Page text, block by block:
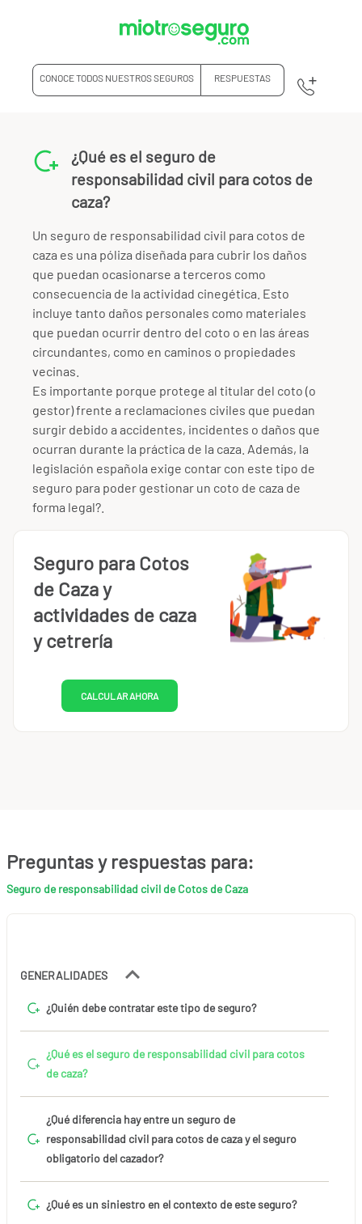
CONOCE TODOS NUESTROS SEGUROS RESPUESTAS
Preguntas y respuestas para:
Seguro de responsabilidad civil de Cotos de Caza
GENERALIDADES
¿Quién debe contratar este tipo de seguro?
¿Qué es el seguro de responsabilidad civil para cotos
de caza?
¿Qué diferencia hay entre un seguro de
responsabilidad civil para cotos de caza y el seguro
obligatorio del cazador?
¿Qué es un siniestro en el contexto de este seguro?
¿Qué es el seguro de
responsabilidad civil para cotos de
caza?
Un seguro de responsabilidad civil para cotos de
caza es una póliza diseñada para cubrir los daños
que puedan ocasionarse a terceros como
consecuencia de la actividad cinegética. Esto
incluye tanto daños personales como materiales
que puedan ocurrir dentro del coto o en las áreas
circundantes, como en caminos o propiedades
vecinas.
Es importante porque protege al titular del coto (o
gestor) frente a reclamaciones civiles que puedan
surgir debido a accidentes, incidentes o daños que
ocurran durante la práctica de la caza. Además, la
legislación española exige contar con este tipo de
seguro para poder gestionar un coto de caza de
forma legal?.
Seguro para Cotos
de Caza y
actividades de caza
y cetrería
CALCULAR AHORA